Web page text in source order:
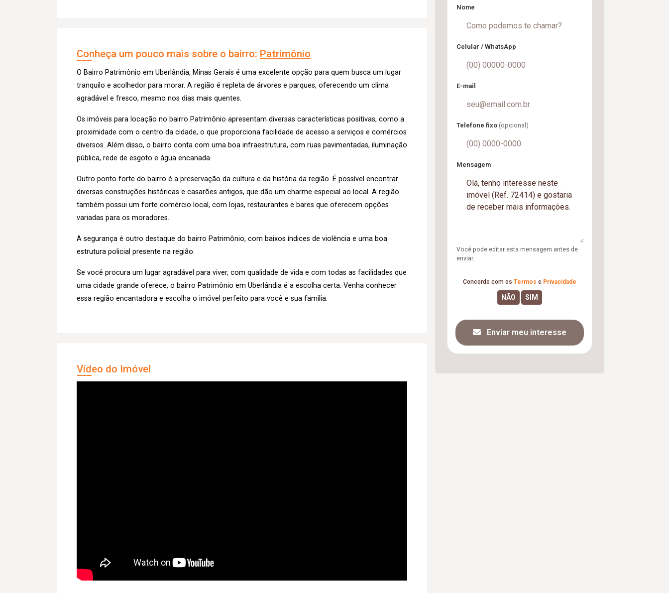
Conheça um pouco mais sobre o bairro: Patrimônio
O Bairro Patrimônio em Uberlândia, Minas Gerais é uma excelente opção para quem busca um lugar
tranquilo e acolhedor para morar. A região é repleta de árvores e parques, oferecendo um clima
agradável e fresco, mesmo nos dias mais quentes.
Os imóveis para locação no bairro Patrimônio apresentam diversas características positivas, como a
proximidade com o centro da cidade, o que proporciona facilidade de acesso a serviços e comércios
diversos. Além disso, o bairro conta com uma boa infraestrutura, com ruas pavimentadas, iluminação
pública, rede de esgoto e água encanada.
Outro ponto forte do bairro é a preservação da cultura e da história da região. É possível encontrar
diversas construções históricas e casarões antigos, que dão um charme especial ao local. A região
também possui um forte comércio local, com lojas, restaurantes e bares que oferecem opções
variadas para os moradores.
A segurança é outro destaque do bairro Patrimônio, com baixos índices de violência e uma boa
estrutura policial presente na região.
Se você procura um lugar agradável para viver, com qualidade de vida e com todas as facilidades que
uma cidade grande oferece, o bairro Patrimônio em Uberlândia é a escolha certa. Venha conhecer
essa região encantadora e escolha o imóvel perfeito para você e sua família.
Vídeo do Imóvel
Nome
Celular / WhatsApp
E-mail
Telefone fixo (opcional)
Mensagem
Você pode editar esta mensagem antes de
enviar.
Concordo com os Termos e Privacidade
Enviar meu interesse